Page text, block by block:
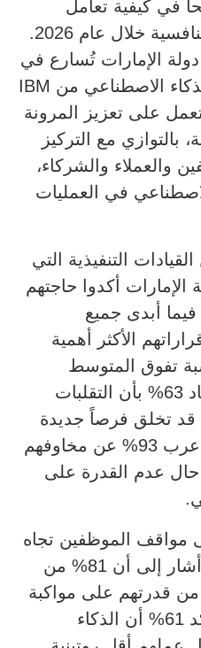
في كيفية تعامل
المؤسسات مع النمو والتنافسية خلال عام 2026.
الإمارات تُسارع في
اتخاذ القرارات، وتُدمج الذكاء الاصطناعي من IBM
على تعزيز المرونة
بالتوازي مع التركيز
والعملاء والشركاء،
في العمليات
أن 95% من القيادات التنفيذية التي
أكدوا حاجتهم
أبدى جميع
الأكثر أهمية
وهي نسبة تفوق المتوسط
العالمي بنحو 4%. كما أفاد 63% بأن التقلبات
قد تخلق فرصاً جديدة
في عام 2026، في حين أعرب 93% عن مخاوفهم
عدم القدرة على
مواقف الموظفين تجاه
الذكاء الاصطناعي، حيث أشار إلى أن 81% من
من قدرتهم على مواكبة
التقنيات الجديدة، بينما أكد 61% أن الذكاء